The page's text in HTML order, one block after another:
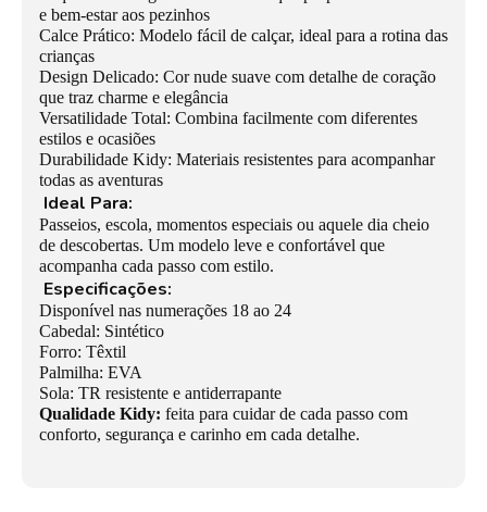
e bem-estar aos pezinhos
Calce Prático: Modelo fácil de calçar, ideal para a rotina das
crianças
Design Delicado: Cor nude suave com detalhe de coração
que traz charme e elegância
Versatilidade Total: Combina facilmente com diferentes
estilos e ocasiões
Durabilidade Kidy: Materiais resistentes para acompanhar
todas as aventuras
Ideal Para:
Passeios, escola, momentos especiais ou aquele dia cheio
de descobertas. Um modelo leve e confortável que
acompanha cada passo com estilo.
Especificações:
Disponível nas numerações 18 ao 24
Cabedal: Sintético
Forro: Têxtil
Palmilha: EVA
Sola: TR resistente e antiderrapante
Qualidade Kidy: feita para cuidar de cada passo com
conforto, segurança e carinho em cada detalhe.